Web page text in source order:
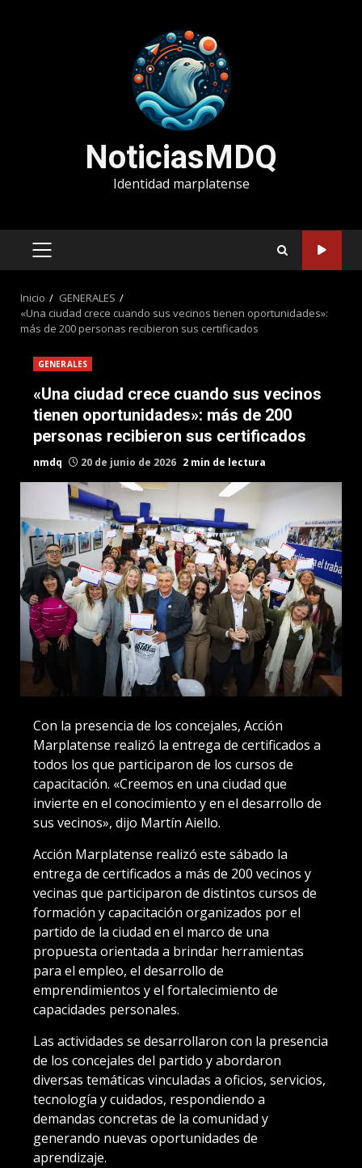
NoticiasMDQ
Identidad marplatense
MENÚ
Inicio
GENERALES
«Una ciudad crece cuando sus vecinos tienen oportunidades»:
más de 200 personas recibieron sus certificados
GENERALES
«Una ciudad crece cuando sus vecinos
tienen oportunidades»: más de 200
personas recibieron sus certificados
nmdq 20 de junio de 2026 2 min de lectura
Con la presencia de los concejales, Acción
Marplatense realizó la entrega de certificados a
todos los que participaron de los cursos de
capacitación. «Creemos en una ciudad que
invierte en el conocimiento y en el desarrollo de
sus vecinos», dijo Martín Aiello.
Acción Marplatense realizó este sábado la
entrega de certificados a más de 200 vecinos y
vecinas que participaron de distintos cursos de
formación y capacitación organizados por el
partido de la ciudad en el marco de una
propuesta orientada a brindar herramientas
para el empleo, el desarrollo de
emprendimientos y el fortalecimiento de
capacidades personales.
Las actividades se desarrollaron con la presencia
de los concejales del partido y abordaron
diversas temáticas vinculadas a oficios, servicios,
tecnología y cuidados, respondiendo a
demandas concretas de la comunidad y
generando nuevas oportunidades de
aprendizaje.